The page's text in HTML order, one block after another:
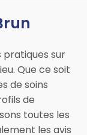
pratiques sur
Que ce soit
de soins
de
toutes les
les avis